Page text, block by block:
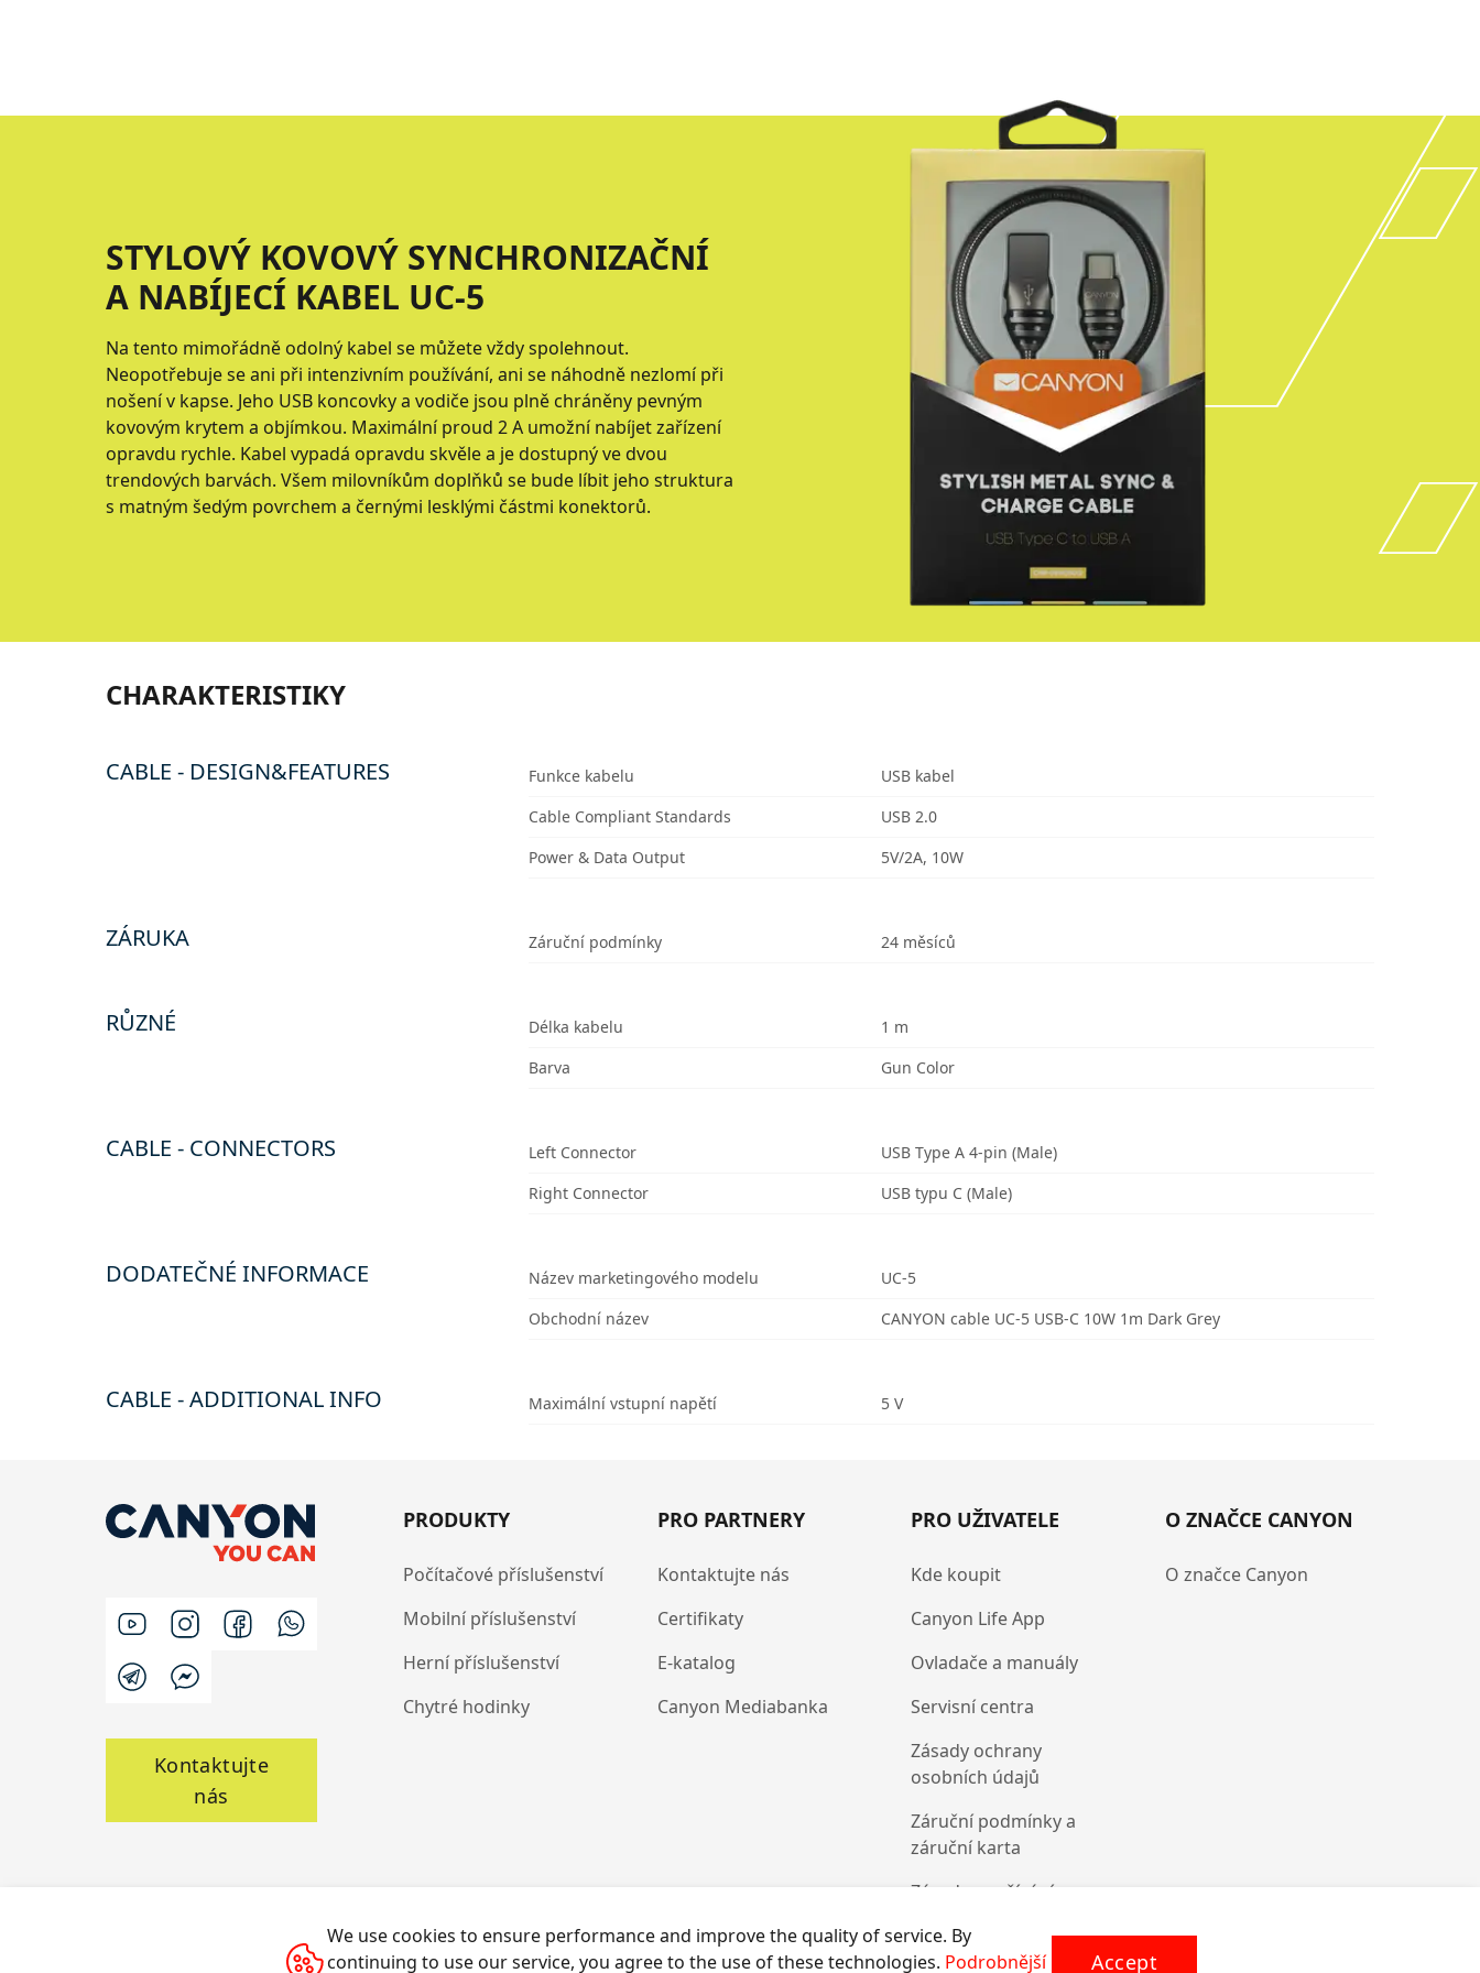
STYLOVÝ KOVOVÝ SYNCHRONIZAČNÍ
A NABÍJECÍ KABEL UC-5
Na tento mimořádně odolný kabel se můžete vždy spolehnout.
Neopotřebuje se ani při intenzivním používání, ani se náhodně nezlomí při
nošení v kapse. Jeho USB koncovky a vodiče jsou plně chráněny pevným
kovovým krytem a objímkou. Maximální proud 2 A umožní nabíjet zařízení
opravdu rychle. Kabel vypadá opravdu skvěle a je dostupný ve dvou
trendových barvách. Všem milovníkům doplňků se bude líbit jeho struktura
s matným šedým povrchem a černými lesklými částmi konektorů.
CHARAKTERISTIKY
CABLE - DESIGN&FEATURES Funkce kabelu
USB kabel
Cable Compliant Standards
USB 2.0
Power & Data Output
5V/2A, 10W
ZÁRUKA Záruční podmínky 24 měsíců
RŮZNÉ Délka kabelu
1 m
Barva
Gun Color
CABLE - CONNECTORS Left Connector
USB Type A 4-pin (Male)
Right Connector
USB typu C (Male)
DODATEČNÉ INFORMACE Název marketingového modelu
UC-5
Obchodní název
CANYON cable UC-5 USB-C 10W 1m Dark Grey
CABLE - ADDITIONAL INFO Maximální vstupní napětí 5 V
Kontaktujte
nás
PRODUKTY
Počítačové příslušenství
Mobilní příslušenství
Herní příslušenství
Chytré hodinky
PRO PARTNERY
Kontaktujte nás
Certifikaty
E-katalog
Canyon Mediabanka
PRO UŽIVATELE
Kde koupit
Canyon Life App
Ovladače a manuály
Servisní centra
Zásady ochrany
osobních údajů
Záruční podmínky a
záruční karta
Zásady používání
O ZNAČCE CANYON
O značce Canyon
We use cookies to ensure performance and improve the quality of service. By
continuing to use our service, you agree to the use of these technologies. Podrobnější Accept